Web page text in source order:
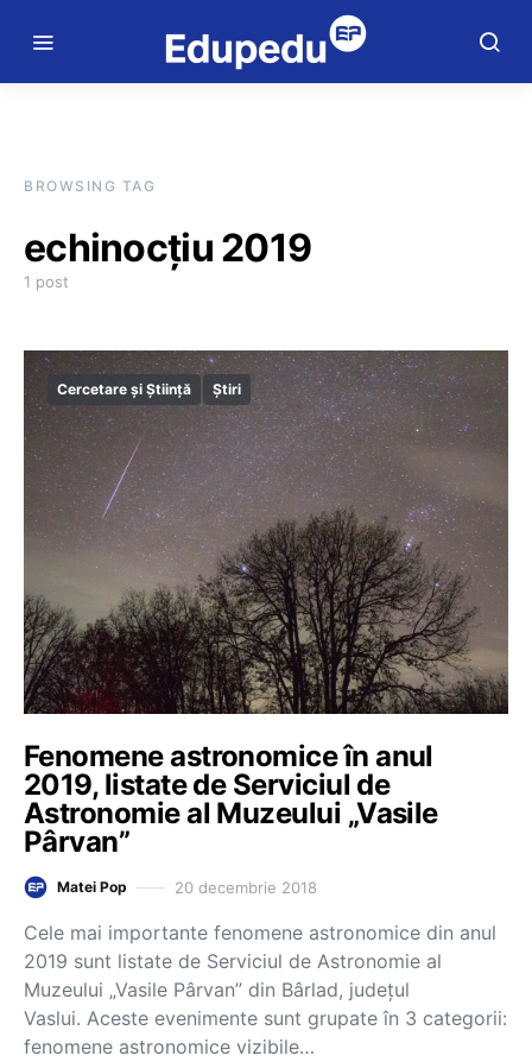
BROWSING TAG
echinocţiu 2019
1 post
Cercetare și Știință Știri
Fenomene astronomice în anul
2019, listate de Serviciul de
Astronomie al Muzeului „Vasile
Pârvan”
Matei Pop 20 decembrie 2018
Cele mai importante fenomene astronomice din anul
2019 sunt listate de Serviciul de Astronomie al
Muzeului „Vasile Pârvan” din Bârlad, județul
Vaslui. Aceste evenimente sunt grupate în 3 categorii:
fenomene astronomice vizibile…